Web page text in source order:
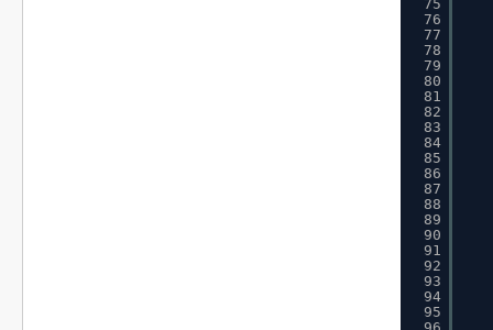
75
76
77
78
79
80
81
82
83
84
85
86
87
88
89
90
91
92
93
94
95